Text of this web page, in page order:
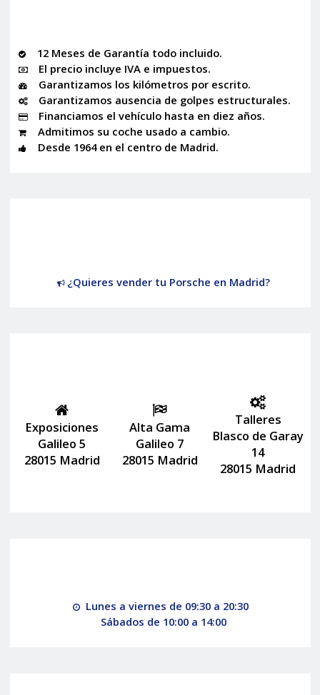
12 Meses de Garantía todo incluido.
El precio incluye IVA e impuestos.
Garantizamos los kilómetros por escrito.
Garantizamos ausencia de golpes estructurales.
Financiamos el vehículo hasta en diez años.
Admitimos su coche usado a cambio.
Desde 1964 en el centro de Madrid.
¿Quieres vender tu Porsche en Madrid?
Exposiciones
Galileo 5
28015 Madrid
Alta Gama
Galileo 7
28015 Madrid
Talleres
Blasco de Garay
14
28015 Madrid
Lunes a viernes de 09:30 a 20:30
Sábados de 10:00 a 14:00